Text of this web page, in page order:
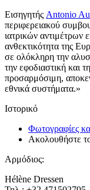
Εισηγητής Antonio
περιφερειακού
ιατρικών αντιμέτρων
ανθεκτικότητα της
σε ολόκληρη την
την εφοδιαστική και
προσαρμόσιμη,
εθνικά συστήματα.»
Ιστορικό
Φωτογραφίες
Ακολουθήστε
Αρμόδιος:
Hélène Dressen